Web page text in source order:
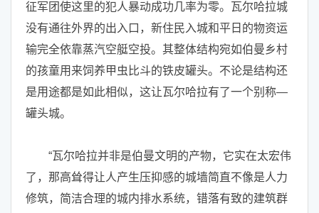
征军团使这里的犯人暴动成功几率为零。瓦尔哈拉城
没有通往外界的出入口，新住民入城和平日的物资运
输完全依靠蒸汽空艇空投。其整体结构宛如伯曼乡村
的孩童用来饲养甲虫比斗的铁皮罐头。不论是结构还
是用途都是如此相似，这让瓦尔哈拉有了一个别称—
罐头城。
“瓦尔哈拉并非是伯曼文明的产物，它实在太宏伟
了，那高耸得让人产生压抑感的城墙简直不像是人力
修筑，简洁合理的城内排水系统，错落有致的建筑群